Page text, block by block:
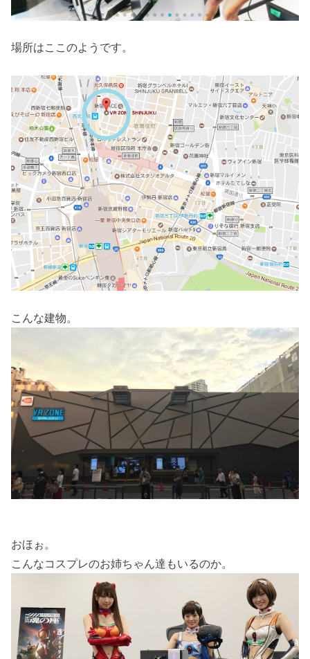
場所はここのようです。
こんな建物。
おほぉ。
こんなコスプレのお姉ちゃん達もいるのか。